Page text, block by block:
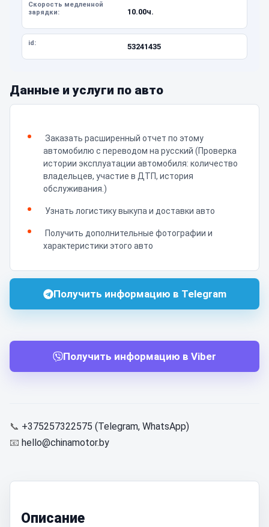
Скорость медленной
зарядки:
10.00ч.
id: 53241435
Данные и услуги по авто
Заказать расширенный отчет по этому
автомобилю с переводом на русский (Проверка
истории эксплуатации автомобиля: количество
владельцев, участие в ДТП, история
обслуживания.)
Узнать логистику выкупа и доставки авто
Получить дополнительные фотографии и
характеристики этого авто
Получить информацию в Telegram
Получить информацию в Viber
📞 +375257322575 (Telegram, WhatsApp)
📧 hello@chinamotor.by
Описание